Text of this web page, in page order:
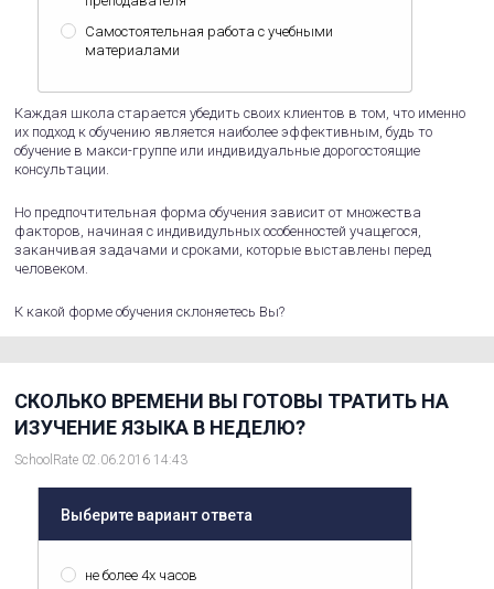
Самостоятельная работа с учебными
материалами
Каждая школа старается убедить своих клиентов в том, что именно
их подход к обучению является наиболее эффективным, будь то
обучение в макси-группе или индивидуальные дорогостоящие
консультации.
Но предпочтительная форма обучения зависит от множества
факторов, начиная с индивидульных особенностей учащегося,
заканчивая задачами и сроками, которые выставлены перед
человеком.
К какой форме обучения склоняетесь Вы?
СКОЛЬКО ВРЕМЕНИ ВЫ ГОТОВЫ ТРАТИТЬ НА
ИЗУЧЕНИЕ ЯЗЫКА В НЕДЕЛЮ?
SchoolRate 02.06.2016 14:43
Выберите вариант ответа
не более 4х часов